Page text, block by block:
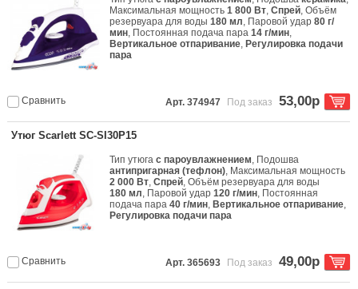
Максимальная мощность1 800 Вт,Спрей, Объём
резервуара для воды180 мл, Паровой удар80 г/
мин, Постоянная подача пара14 г/мин,
Вертикальное отпаривание, Регулировка подачи
пара
Сравнить Арт. 374947 Под заказ 53,00р
Утюг Scarlett SC-SI30P15
Тип утюгас пароувлажнением, Подошва
антипригарная (тефлон), Максимальная мощность
2 000 Вт,Спрей, Объём резервуара для воды
180 мл, Паровой удар120 г/мин, Постоянная
подача пара40 г/мин, Вертикальное отпаривание,
Регулировка подачи пара
Сравнить Арт. 365693 Под заказ 49,00р